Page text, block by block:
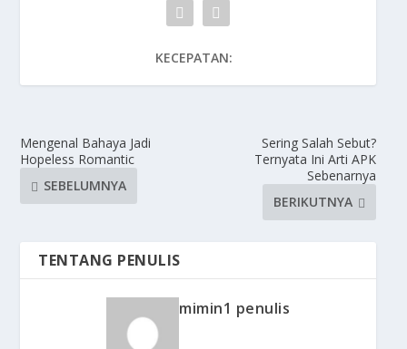
KECEPATAN:
Mengenal Bahaya Jadi
Hopeless Romantic
SEBELUMNYA
Sering Salah Sebut?
Ternyata Ini Arti APK
Sebenarnya
BERIKUTNYA
TENTANG PENULIS
mimin1 penulis